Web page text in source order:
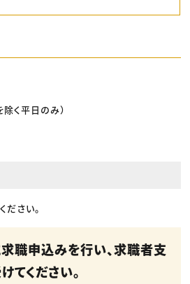
く平日のみ）
さい。
職申込みを行い、求職者支
てください。